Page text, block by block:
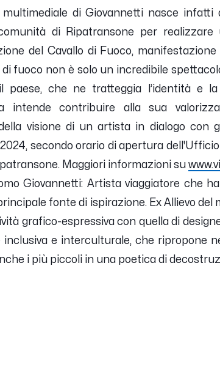
multimediale di Giovannetti nasce
di Ripatransone per
del Cavallo di Fuoco,
di fuoco non è solo un incredibile
paese, che ne tratteggia l’identità e
intende contribuire alla sua
visione di un artista in dialogo con
secondo orario di apertura
Maggiori informazioni su
Giovannetti: Artista viaggiatore che
fontedi ispirazione. Ex Allievo
grafico-espressiva con quella di
inclusiva e interculturale, che ripropone
i più piccoli in una poetica di